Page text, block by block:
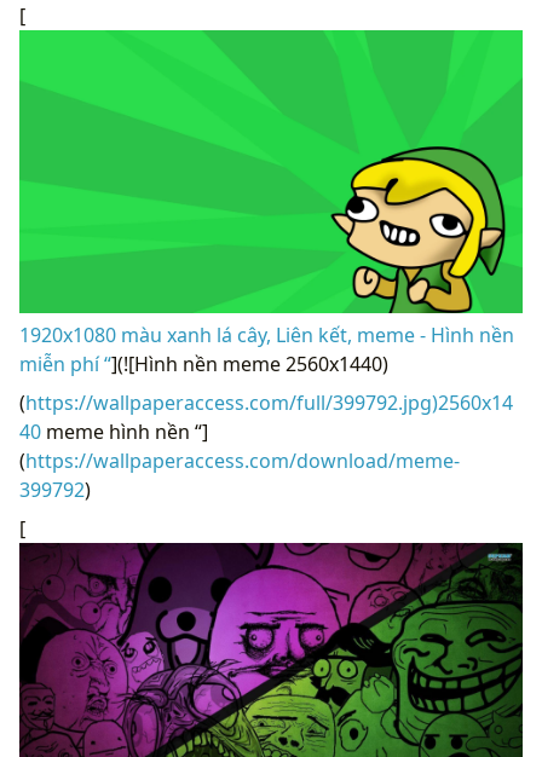
[
1920x1080 màu xanh lá cây, Liên kết, meme - Hình nền
miễn phí “](![Hình nền meme 2560x1440)
(https://wallpaperaccess.com/full/399792.jpg)2560x14
40 meme hình nền “]
(https://wallpaperaccess.com/download/meme-
399792)
[